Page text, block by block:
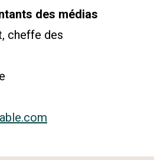
des médias
cheffe des